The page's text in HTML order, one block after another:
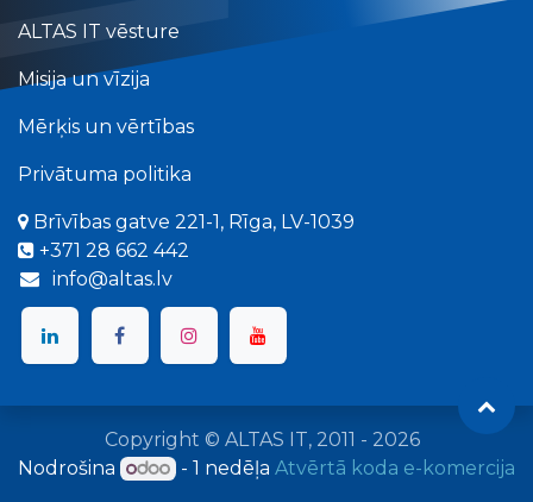
ALTAS IT vēsture
Misija un vīzija
Mērķis un vērtības
Privātuma politika
Brīvības gatve 221-1, Rīga, LV-1039
+​371 28 662 442
info@altas.lv
Copyright © ALTAS IT, 2011 - 2026
Nodrošina
- 1 nedēļa Atvērtā koda e-komercija